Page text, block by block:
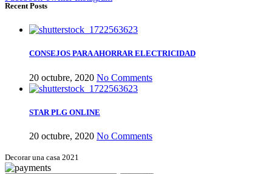
Recent Posts
CONSEJOS PARA AHORRAR ELECTRICIDAD
20 octubre, 2020 No Comments
STAR PLG ONLINE
20 octubre, 2020 No Comments
Decorar una casa 2021